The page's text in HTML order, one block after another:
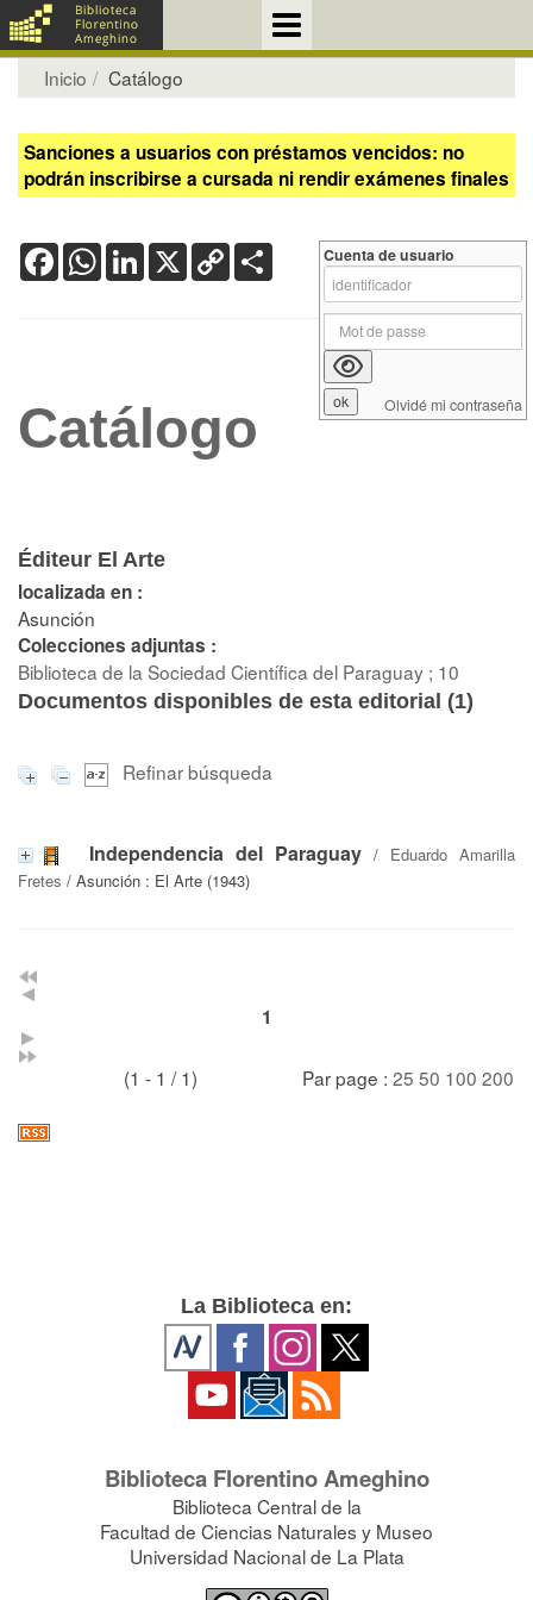
Inicio Catálogo
Sanciones a usuarios con préstamos vencidos: no
podrán inscribirse a cursada ni rendir exámenes finales
FacebookWhatsApp
LinkedIn
X Copy
Link
Catálogo
Éditeur El Arte
localizada en :
Asunción
Colecciones adjuntas :
Biblioteca de la Sociedad Científica del Paraguay ; 10
Documentos disponibles de esta editorial (1)
Refinar búsqueda
Independencia del Paraguay / Eduardo Amarilla
Fretes / Asunción : El Arte (1943)
1
(1 - 1 / 1) Par page : 25 50 100 200
Cuenta de usuario
Olvidé mi contraseña
La Biblioteca en:
Biblioteca Florentino Ameghino
Biblioteca Central de la
Facultad de Ciencias Naturales y Museo
Universidad Nacional de La Plata